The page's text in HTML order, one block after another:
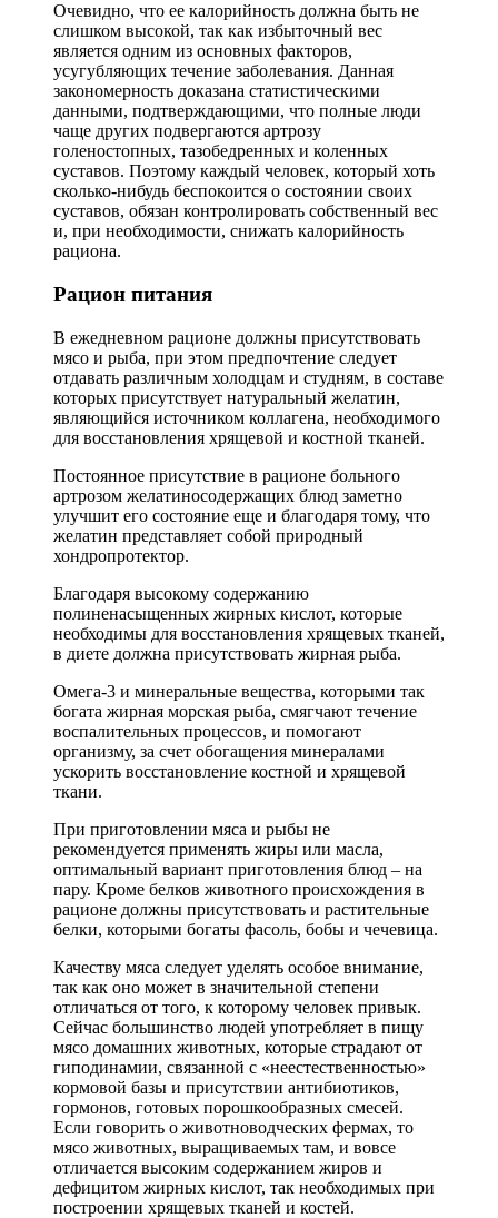
Очевидно, что ее калорийность должна быть не
слишком высокой, так как избыточный вес
является одним из основных факторов,
усугубляющих течение заболевания. Данная
закономерность доказана статистическими
данными, подтверждающими, что полные люди
чаще других подвергаются артрозу
голеностопных, тазобедренных и коленных
суставов. Поэтому каждый человек, который хоть
сколько-нибудь беспокоится о состоянии своих
суставов, обязан контролировать собственный вес
и, при необходимости, снижать калорийность
рациона.
Рацион питания
В ежедневном рационе должны присутствовать
мясо и рыба, при этом предпочтение следует
отдавать различным холодцам и студням, в составе
которых присутствует натуральный желатин,
являющийся источником коллагена, необходимого
для восстановления хрящевой и костной тканей.
Постоянное присутствие в рационе больного
артрозом желатиносодержащих блюд заметно
улучшит его состояние еще и благодаря тому, что
желатин представляет собой природный
хондропротектор.
Благодаря высокому содержанию
полиненасыщенных жирных кислот, которые
необходимы для восстановления хрящевых тканей,
в диете должна присутствовать жирная рыба.
Омега-3 и минеральные вещества, которыми так
богата жирная морская рыба, смягчают течение
воспалительных процессов, и помогают
организму, за счет обогащения минералами
ускорить восстановление костной и хрящевой
ткани.
При приготовлении мяса и рыбы не
рекомендуется применять жиры или масла,
оптимальный вариант приготовления блюд – на
пару. Кроме белков животного происхождения в
рационе должны присутствовать и растительные
белки, которыми богаты фасоль, бобы и чечевица.
Качеству мяса следует уделять особое внимание,
так как оно может в значительной степени
отличаться от того, к которому человек привык.
Сейчас большинство людей употребляет в пищу
мясо домашних животных, которые страдают от
гиподинамии, связанной с «неестественностью»
кормовой базы и присутствии антибиотиков,
гормонов, готовых порошкообразных смесей.
Если говорить о животноводческих фермах, то
мясо животных, выращиваемых там, и вовсе
отличается высоким содержанием жиров и
дефицитом жирных кислот, так необходимых при
построении хрящевых тканей и костей.